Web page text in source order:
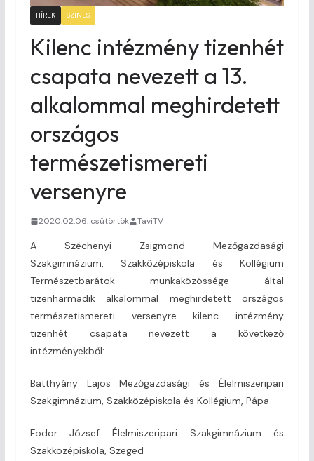
HÍREK SZINES
Kilenc intézmény tizenhét
csapata nevezett a 13.
alkalommal meghirdetett
országos
természetismereti
versenyre
2020.02.06. csütörtök TaviTV
A Széchenyi Zsigmond Mezőgazdasági
Szakgimnázium, Szakközépiskola és Kollégium
Természetbarátok munkaközössége által
tizenharmadik alkalommal meghirdetett országos
természetismereti versenyre kilenc intézmény
tizenhét csapata nevezett a következő
intézményekből:
Batthyány Lajos Mezőgazdasági és Élelmiszeripari
Szakgimnázium, Szakközépiskola és Kollégium, Pápa
Fodor József Élelmiszeripari Szakgimnázium és
Szakközépiskola, Szeged